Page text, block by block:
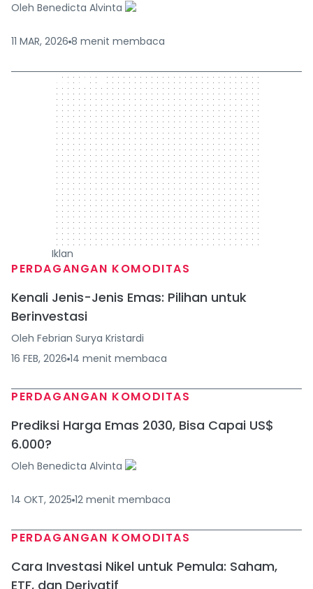
Oleh Benedicta Alvinta
11 MAR, 2026 8 menit membaca
300 x 250
Iklan
PERDAGANGAN KOMODITAS
Kenali Jenis-Jenis Emas: Pilihan untuk
Berinvestasi
Oleh Febrian Surya Kristardi
16 FEB, 2026 14 menit membaca
PERDAGANGAN KOMODITAS
Prediksi Harga Emas 2030, Bisa Capai US$
6.000?
Oleh Benedicta Alvinta
14 OKT, 2025 12 menit membaca
PERDAGANGAN KOMODITAS
Cara Investasi Nikel untuk Pemula: Saham,
ETF, dan Derivatif